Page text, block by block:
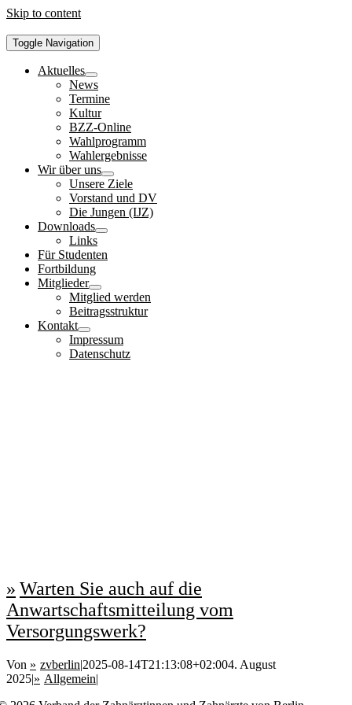
Skip to content
Toggle Navigation
Aktuelles
News
Termine
Kultur
BZZ-Online
Wahlprogramm
Wahlergebnisse
Wir über uns
Unsere Ziele
Vorstand und DV
Die Jungen (IJZ)
Downloads
Links
Für Studenten
Fortbildung
Mitglieder
Mitglied werden
Beitragsstruktur
Kontakt
Impressum
Datenschutz
Warten Sie auch auf die
Anwartschaftsmitteilung vom
Versorgungswerk?
Von zvberlin|2025-08-14T21:13:08+02:004. August
2025| Allgemein|